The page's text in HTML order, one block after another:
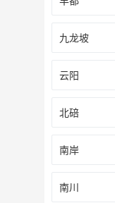
九龙坡
云阳
北碚
南岸
南川